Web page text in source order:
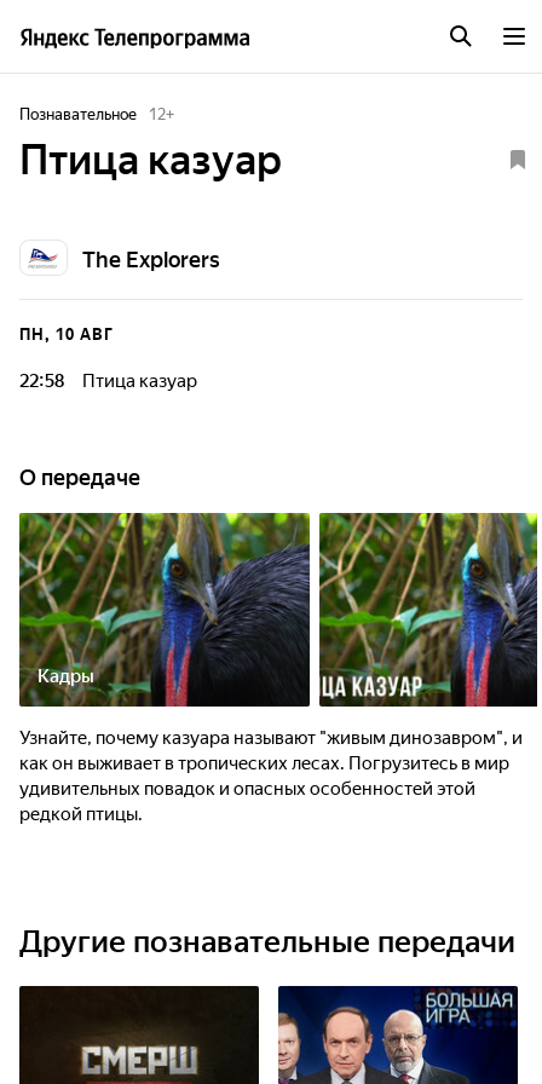
Познавательное 12+
Птица казуар
The Explorers
ПН, 10 АВГ
22:58 Птица казуар
О передаче
Кадры
Узнайте, почему казуара называют "живым динозавром", и
как он выживает в тропических лесах. Погрузитесь в мир
удивительных повадок и опасных особенностей этой
редкой птицы.
Другие познавательные передачи